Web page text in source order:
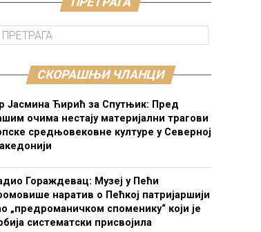
СКОРАШЊИ ЧЛАНЦИ
Јасмина Ћирић за Спутњик: Пред
очима нестају материјални трагови
средњовековне културе у Северној
Гораждевац: Музеј у Пећи
наратив о Пећкој патријаршији
„предроманичком споменику“ који је
систематски присвојила